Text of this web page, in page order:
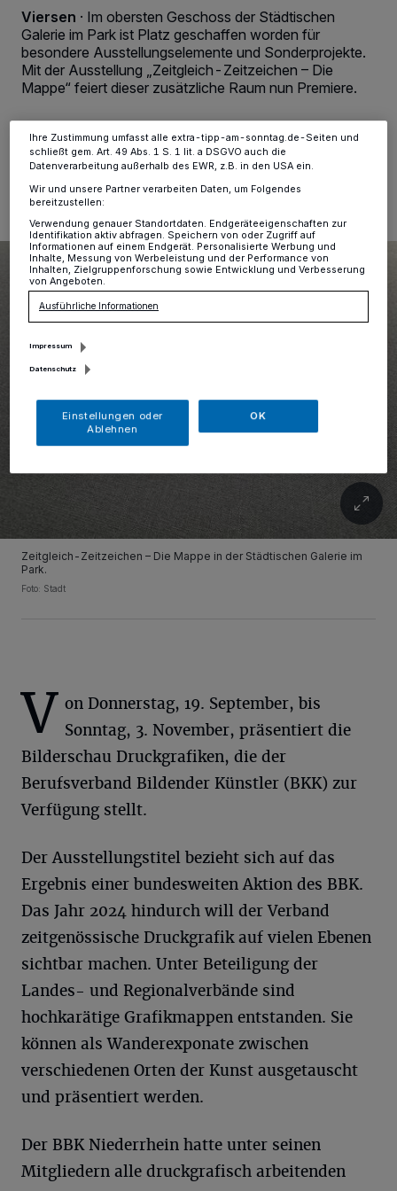
Viersen · Im obersten Geschoss der Städtischen
Galerie im Park ist Platz geschaffen worden für
besondere Ausstellungselemente und Sonderprojekte.
Mit der Ausstellung „Zeitgleich-Zeitzeichen – Die
Mappe“ feiert dieser zusätzliche Raum nun Premiere.
13.09.2024 , 10:40 Uhr Eine Minute Lesezeit
Zeitgleich-Zeitzeichen – Die Mappe in der Städtischen Galerie im
Park.
Foto: Stadt
V on Donnerstag, 19. September, bis
Sonntag, 3. November, präsentiert die
Bilderschau Druckgrafiken, die der
Berufsverband Bildender Künstler (BKK) zur
Verfügung stellt.
Der Ausstellungstitel bezieht sich auf das
Ergebnis einer bundesweiten Aktion des BBK.
Das Jahr 2024 hindurch will der Verband
zeitgenössische Druckgrafik auf vielen Ebenen
sichtbar machen. Unter Beteiligung der
Landes- und Regionalverbände sind
hochkarätige Grafikmappen entstanden. Sie
können als Wanderexponate zwischen
verschiedenen Orten der Kunst ausgetauscht
und präsentiert werden.
Der BBK Niederrhein hatte unter seinen
Mitgliedern alle druckgrafisch arbeitenden
verarbeiten Daten, um Ihnen Dienste bereitzustellen“ aufgeführten
Zwecke. Wenn Tracker deaktiviert sind, sind manche Inhalte und
Anzeigen möglicherweise nicht mehr so relevant für Sie. Sie können
dieses Menü jederzeit wieder aufrufen, um Ihre Einstellungen zu
ändern oder Ihre Einwilligung zu widerrufen, indem Sie auf den Link
Einstellungen oder Ablehnen am unteren Rand der Webseite klicken.
Ihre Zustimmung umfasst alle extra-tipp-am-sonntag.de-Seiten und
schließt gem. Art. 49 Abs. 1 S. 1 lit. a DSGVO auch die
Datenverarbeitung außerhalb des EWR, z.B. in den USA ein.
Wir und unsere Partner verarbeiten Daten, um Folgendes
bereitzustellen:
Verwendung genauer Standortdaten. Endgeräteeigenschaften zur
Identifikation aktiv abfragen. Speichern von oder Zugriff auf
Informationen auf einem Endgerät. Personalisierte Werbung und
Inhalte, Messung von Werbeleistung und der Performance von
Inhalten, Zielgruppenforschung sowie Entwicklung und Verbesserung
von Angeboten.
Ausführliche Informationen
Impressum
Datenschutz
Einstellungen oder
Ablehnen
OK